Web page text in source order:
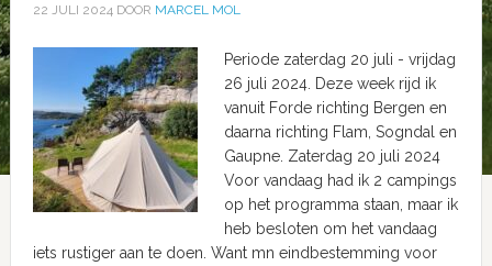
22 JULI 2024DOOR MARCEL MOL
Periode zaterdag 20 juli - vrijdag
26 juli 2024. Deze week rijd ik
vanuit Forde richting Bergen en
daarna richting Flam, Sogndal en
Gaupne. Zaterdag 20 juli 2024
Voor vandaag had ik 2 campings
op het programma staan, maar ik
heb besloten om het vandaag
iets rustiger aan te doen. Want mn eindbestemming voor